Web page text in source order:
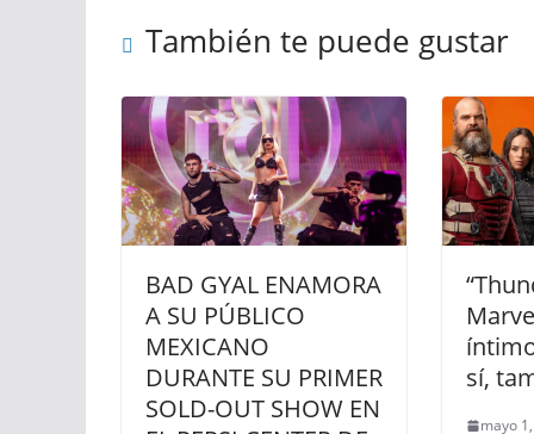
También te puede gustar
BAD GYAL ENAMORA
A SU PÚBLICO
MEXICANO
DURANTE SU PRIMER
SOLD-OUT SHOW EN
sí,
mayo